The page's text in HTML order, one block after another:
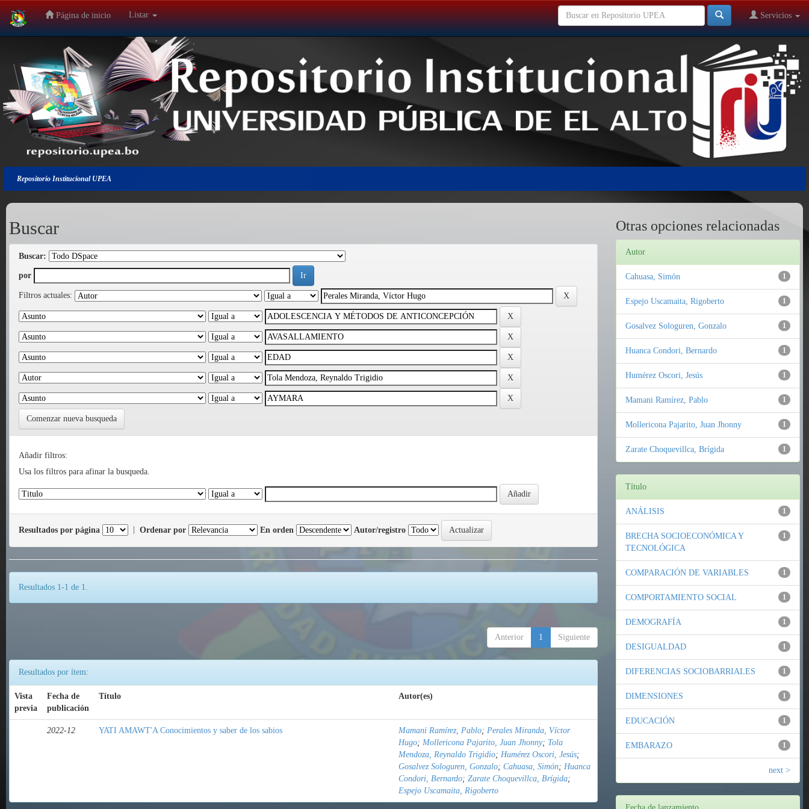
Salir
navegación
Página de inicio Listar Servicios
Repositorio Institucional UPEA
Buscar
Buscar:
por
Filtros actuales:
Comenzar nueva busqueda
Añadir filtros:
Usa los filtros para afinar la busqueda.
Resultados por página Ordenar por En orden Autor/registro
Resultados 1-1 de 1.
Anterior 1 Siguiente
Resultados por ítem:
Vista
previa
Fecha de
publicación
Título Autor(es)
2022-12 YATI AMAWT'A Conocimientos y saber de los sabios Mamani Ramírez, Pablo; Perales Miranda, Víctor
Hugo; Mollericona Pajarito, Juan Jhonny; Tola
Mendoza, Reynaldo Trigidio; Humérez Oscori, Jesús;
Gosalvez Sologuren, Gonzalo; Cahuasa, Simón; Huanca
Condori, Bernardo; Zarate Choquevillca, Brígida;
Espejo Uscamaita, Rigoberto
Otras opciones relacionadas
Autor
1
Cahuasa, Simón
1
Espejo Uscamaita, Rigoberto
1
Gosalvez Sologuren, Gonzalo
1
Huanca Condori, Bernardo
1
Humérez Oscori, Jesús
1
Mamani Ramírez, Pablo
1
Mollericona Pajarito, Juan Jhonny
1
Zarate Choquevillca, Brígida
Título
1
ANÁLISIS
1
BRECHA SOCIOECONÓMICA Y
TECNOLÓGICA
1
COMPARACIÓN DE VARIABLES
1
COMPORTAMIENTO SOCIAL
1
DEMOGRAFÍA
1
DESIGUALDAD
1
DIFERENCIAS SOCIOBARRIALES
1
DIMENSIONES
1
EDUCACIÓN
1
EMBARAZO
next >